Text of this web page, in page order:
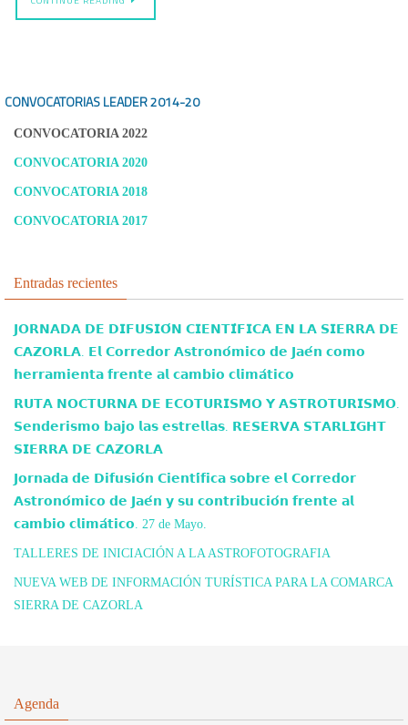
CONVOCATORIAS LEADER2014-20
CONVOCATORIA 2022
CONVOCATORIA 2020
CONVOCATORIA 2018
CONVOCATORIA 2017
Entradas recientes
𝗝𝗢𝗥𝗡𝗔𝗗𝗔 𝗗𝗘 𝗗𝗜𝗙𝗨𝗦𝗜𝗢́𝗡 𝗖𝗜𝗘𝗡𝗧𝗜́𝗙𝗜𝗖𝗔 𝗘𝗡 𝗟𝗔 𝗦𝗜𝗘𝗥𝗥𝗔 𝗗𝗘
𝗖𝗔𝗭𝗢𝗥𝗟𝗔. 𝗘𝗹 𝗖𝗼𝗿𝗿𝗲𝗱𝗼𝗿 𝗔𝘀𝘁𝗿𝗼𝗻𝗼́𝗺𝗶𝗰𝗼 𝗱𝗲 𝗝𝗮𝗲́𝗻 𝗰𝗼𝗺𝗼
𝗵𝗲𝗿𝗿𝗮𝗺𝗶𝗲𝗻𝘁𝗮 𝗳𝗿𝗲𝗻𝘁𝗲 𝗮𝗹 𝗰𝗮𝗺𝗯𝗶𝗼 𝗰𝗹𝗶𝗺𝗮́𝘁𝗶𝗰𝗼
𝗥𝗨𝗧𝗔 𝗡𝗢𝗖𝗧𝗨𝗥𝗡𝗔 𝗗𝗘 𝗘𝗖𝗢𝗧𝗨𝗥𝗜𝗦𝗠𝗢 𝗬 𝗔𝗦𝗧𝗥𝗢𝗧𝗨𝗥𝗜𝗦𝗠𝗢.
𝗦𝗲𝗻𝗱𝗲𝗿𝗶𝘀𝗺𝗼 𝗯𝗮𝗷𝗼 𝗹𝗮𝘀 𝗲𝘀𝘁𝗿𝗲𝗹𝗹𝗮𝘀. 𝗥𝗘𝗦𝗘𝗥𝗩𝗔 𝗦𝗧𝗔𝗥𝗟𝗜𝗚𝗛𝗧
𝗦𝗜𝗘𝗥𝗥𝗔 𝗗𝗘 𝗖𝗔𝗭𝗢𝗥𝗟𝗔
𝗝𝗼𝗿𝗻𝗮𝗱𝗮 𝗱𝗲 𝗗𝗶𝗳𝘂𝘀𝗶𝗼́𝗻 𝗖𝗶𝗲𝗻𝘁𝗶́𝗳𝗶𝗰𝗮 𝘀𝗼𝗯𝗿𝗲 𝗲𝗹 𝗖𝗼𝗿𝗿𝗲𝗱𝗼𝗿
𝗔𝘀𝘁𝗿𝗼𝗻𝗼́𝗺𝗶𝗰𝗼 𝗱𝗲 𝗝𝗮𝗲́𝗻 𝘆 𝘀𝘂 𝗰𝗼𝗻𝘁𝗿𝗶𝗯𝘂𝗰𝗶𝗼́𝗻 𝗳𝗿𝗲𝗻𝘁𝗲 𝗮𝗹
𝗰𝗮𝗺𝗯𝗶𝗼 𝗰𝗹𝗶𝗺𝗮́𝘁𝗶𝗰𝗼. 27 de Mayo.
TALLERES DE INICIACIÓN A LA ASTROFOTOGRAFIA
NUEVA WEB DE INFORMACIÓN TURÍSTICA PARA LA COMARCA
SIERRA DE CAZORLA
Agenda